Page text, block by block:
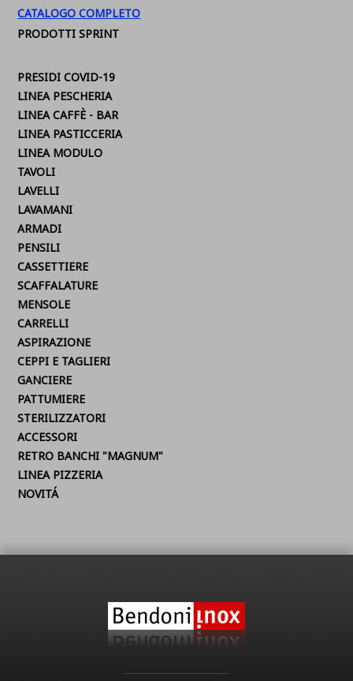
CATALOGO COMPLETO
PRODOTTI SPRINT
PRESIDI COVID-19
LINEA PESCHERIA
LINEA CAFFÈ - BAR
LINEA PASTICCERIA
LINEA MODULO
TAVOLI
LAVELLI
LAVAMANI
ARMADI
PENSILI
CASSETTIERE
SCAFFALATURE
MENSOLE
CARRELLI
ASPIRAZIONE
CEPPI E TAGLIERI
GANCIERE
PATTUMIERE
STERILIZZATORI
ACCESSORI
RETRO BANCHI "MAGNUM"
LINEA PIZZERIA
NOVITÁ